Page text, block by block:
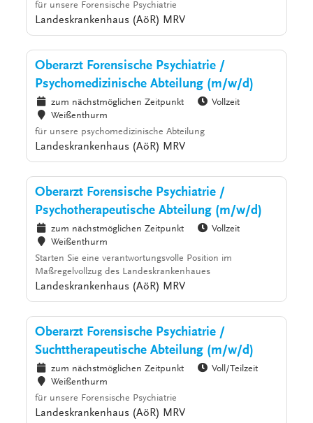
für unsere Forensische Psychiatrie
Landeskrankenhaus (AöR) MRV
Oberarzt Forensische Psychiatrie /
Psychomedizinische Abteilung (m/w/d)
zum nächstmöglichen Zeitpunkt
Vollzeit
Weißenthurm
für unsere psychomedizinische Abteilung
Landeskrankenhaus (AöR) MRV
Oberarzt Forensische Psychiatrie /
Psychotherapeutische Abteilung (m/w/d)
zum nächstmöglichen Zeitpunkt
Vollzeit
Weißenthurm
Starten Sie eine verantwortungsvolle Position im
Maßregelvollzug des Landeskrankenhaues
Landeskrankenhaus (AöR) MRV
Oberarzt Forensische Psychiatrie /
Suchttherapeutische Abteilung (m/w/d)
zum nächstmöglichen Zeitpunkt
Voll/Teilzeit
Weißenthurm
für unsere Forensische Psychiatrie
Landeskrankenhaus (AöR) MRV